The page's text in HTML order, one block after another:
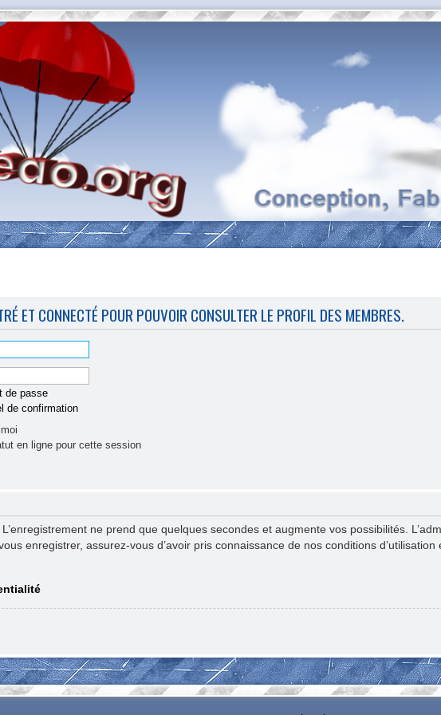
ET CONNECTÉ POUR POUVOIR CONSULTER LE PROFIL DES MEMBRES.
de passe
de confirmation
en ligne pour cette session
ne prend que quelques secondes et augmente vos possibilités.
enregistrer, assurez-vous d’avoir pris connaissance de nos conditions